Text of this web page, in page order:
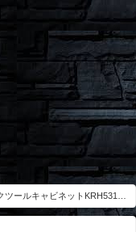
ツールキャビネットKRH5317